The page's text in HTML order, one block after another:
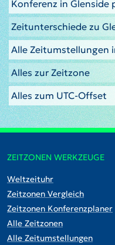
Konferenz in Glenside
Zeitunterschiede zu
Alle Zeitumstellungen
Alles zur Zeitzone
Alles zum UTC-Offset
ZEITZONEN WERKZEUGE
Weltzeituhr
Zeitzonen Vergleich
Zeitzonen Konferenzplaner
Alle Zeitzonen
Alle Zeitumstellungen